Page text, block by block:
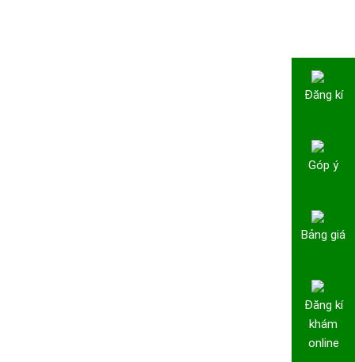
Đăng kí
Góp ý
Bảng giá
Đăng kí
khám
online